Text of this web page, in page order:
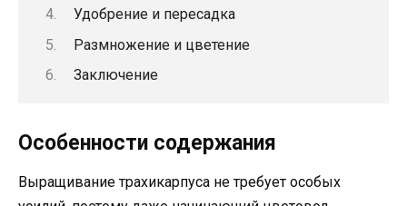
Удобрение и пересадка
Размножение и цветение
Заключение
Особенности содержания
Выращивание трахикарпуса не требует особых